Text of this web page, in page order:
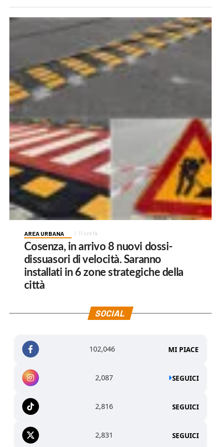
AREA URBANA 11 ore fa
Cosenza, in arrivo 8 nuovi dossi-
dissuasori di velocità. Saranno
installati in 6 zone strategiche della
città
SOCIAL
102,046 MI PIACE
2,087 SEGUICI
2,816 SEGUICI
2,831 SEGUICI